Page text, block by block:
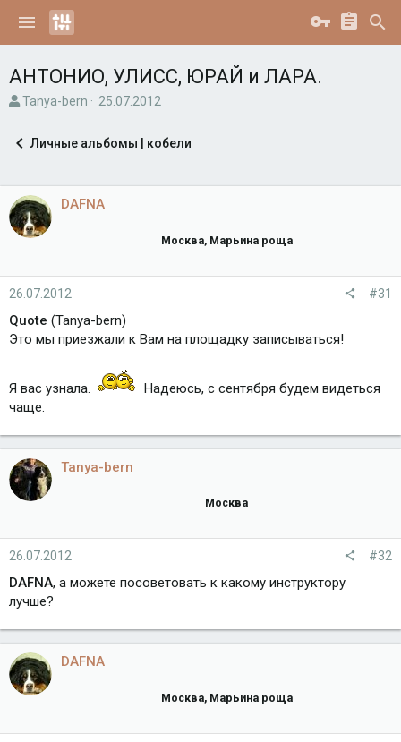
АНТОНИО, УЛИСС, ЮРАЙ и ЛАРА.
А
о
т
е
м
ы
Tanya-bern
Д
а
а
ч
25.07.2012
Личные альбомы | кобели
DAFNA
Москва, Марьина роща
26.07.2012 #31
Quote (Tanya-bern)
Это мы приезжали к Вам на площадку записываться!
Я вас узнала.
Надеюсь, с сентября будем видеться
чаще.
Tanya-bern
Москва
26.07.2012 #32
DAFNA, а можете посоветовать к какому инструктору
лучше?
DAFNA
Москва, Марьина роща